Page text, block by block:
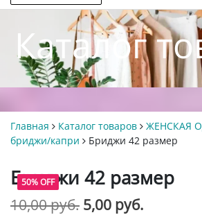
Каталог
Главная Каталог товаров ЖЕНСКАЯ
бриджи/капри
Бриджи 42 размер
50% OFF
Бриджи 42 размер
10,00руб. Первоначальная
5,00 руб.